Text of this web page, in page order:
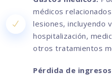
médicos
lesiones, incluyendo
hospitalización,
otros tratamientos
Pérdida de